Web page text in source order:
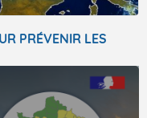
PRÉVENIR LES